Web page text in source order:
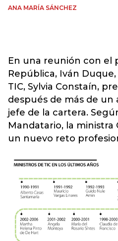
ANA MARÍA SÁNCHEZ
En una reunión con el
República, Iván
TIC, Sylvia Constaín,
después de más de un
jefe de la cartera.
Mandatario, la ministra
un nuevo reto